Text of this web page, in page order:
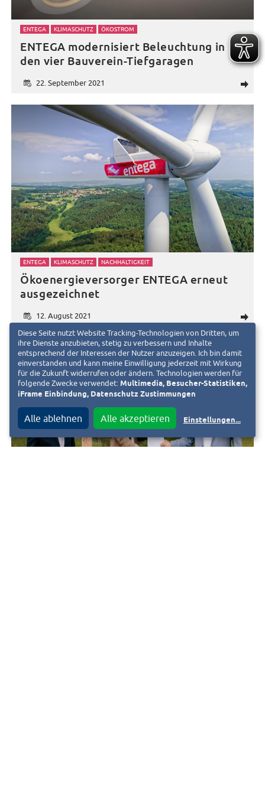
d
22. September 2021
ENTEGA KLIMASCHUTZ ÖKOSTROM
ENTEGA modernisiert Beleuchtung in
den vier Bauverein-Tiefgaragen
d
12. August 2021
ENTEGA KLIMASCHUTZ NACHHALTIGKEIT
Ökoenergieversorger ENTEGA erneut
ausgezeichnet
Diese Seite nutzt Website Tracking-Technologien von Dritten, um
ihre Dienste anzubieten, stetig zu verbessern und Inhalte
entsprechend der Interessen der Nutzer anzuzeigen. Ich bin damit
einverstanden und kann meine Einwilligung jederzeit mit Wirkung
für die Zukunft widerrufen oder ändern. Technologien werden für
folgende Zwecke verwendet: Multimedia, Besucher-Statistiken,
iFrame Einbindung, Datenschutz Zustimmungen
Alle ablehnen Alle akzeptieren Einstellungen...